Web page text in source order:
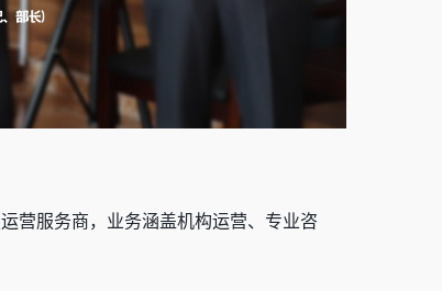
营服务商，业务涵盖机构运营、专业咨